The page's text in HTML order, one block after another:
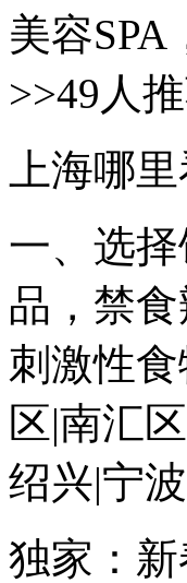
美容
>>49人
上海哪
一、选
品，禁
刺激性
区|南汇
绍兴|宁
独家：